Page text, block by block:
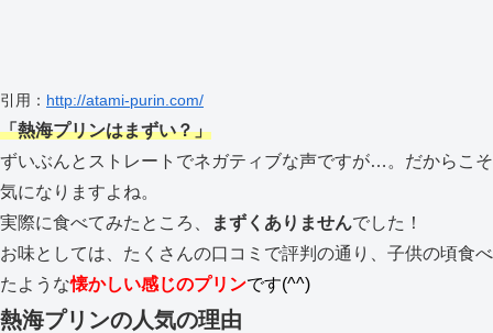
引用： http://atami-purin.com/
「熱海プリンはまずい？」
ずいぶんとストレートでネガティブな声ですが…。だからこそ
気になりますよね。
実際に食べてみたところ、
まずくありませんでした！
お味としては、たくさんの口コミで評判の通り、子供の頃食べ
たような懐かしい感じのプリンです(^^)
熱海プリンの人気の理由